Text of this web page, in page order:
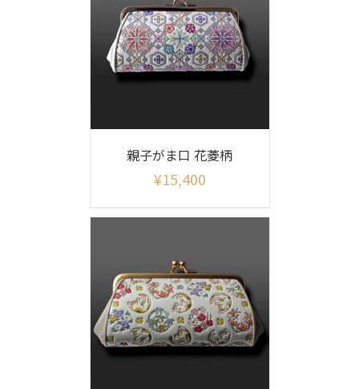
親子がま口 花菱柄
¥15,400